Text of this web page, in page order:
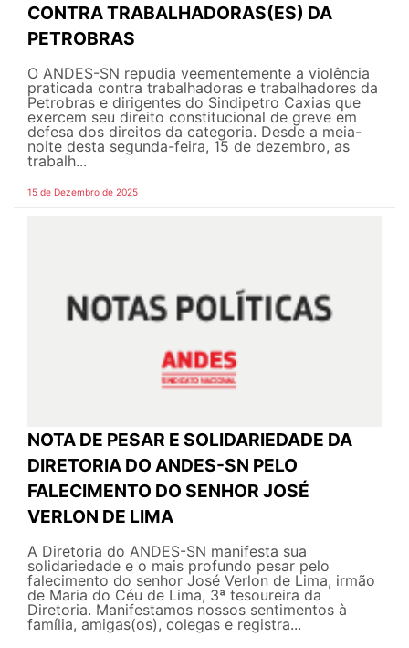
CONTRA TRABALHADORAS(ES) DA
PETROBRAS
O ANDES-SN repudia veementemente a violência
praticada contra trabalhadoras e trabalhadores da
Petrobras e dirigentes do Sindipetro Caxias que
exercem seu direito constitucional de greve em
defesa dos direitos da categoria. Desde a meia-
noite desta segunda-feira, 15 de dezembro, as
trabalh...
15 de Dezembro de 2025
NOTA DE PESAR E SOLIDARIEDADE DA
DIRETORIA DO ANDES-SN PELO
FALECIMENTO DO SENHOR JOSÉ
VERLON DE LIMA
A Diretoria do ANDES-SN manifesta sua
solidariedade e o mais profundo pesar pelo
falecimento do senhor José Verlon de Lima, irmão
de Maria do Céu de Lima, 3ª tesoureira da
Diretoria. Manifestamos nossos sentimentos à
família, amigas(os), colegas e registra...